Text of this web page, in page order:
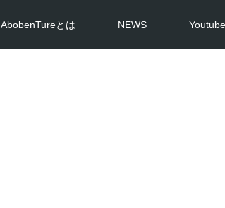
AbobenTureとは NEWS Youtube